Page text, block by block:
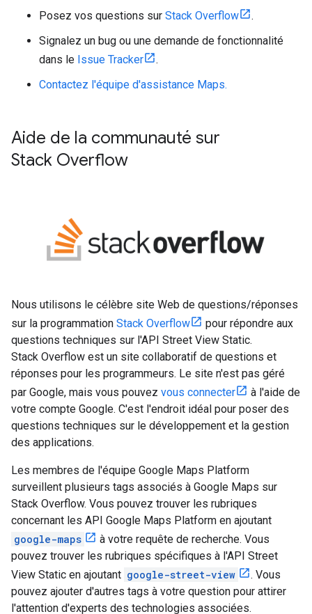
Posez vos questions sur Stack Overflow
.
Signalez un bug ou une demande de fonctionnalité
dans le Issue Tracker
.
Contactez l'équipe d'assistance Maps.
Aide de la communauté sur
Stack Overflow
Nous utilisons le célèbre site Web de questions/réponses
sur la programmation Stack Overflow
pour répondre aux
questions techniques sur l'API Street View Static.
Stack Overflow est un site collaboratif de questions et
réponses pour les programmeurs. Le site n'est pas géré
par Google, mais vous pouvez vous connecter
à l'aide de
votre compte Google. C'est l'endroit idéal pour poser des
questions techniques sur le développement et la gestion
des applications.
Les membres de l'équipe Google Maps Platform
surveillent plusieurs tags associés à Google Maps sur
Stack Overflow. Vous pouvez trouver les rubriques
concernant les API Google Maps Platform en ajoutant
google-maps
à votre requête de recherche. Vous
pouvez trouver les rubriques spécifiques à l'API Street
View Static en ajoutant google-street-view
. Vous
pouvez ajouter d'autres tags à votre question pour attirer
l'attention d'experts des technologies associées.